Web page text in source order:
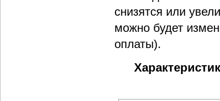
снизятся или
можно будет
оплаты).